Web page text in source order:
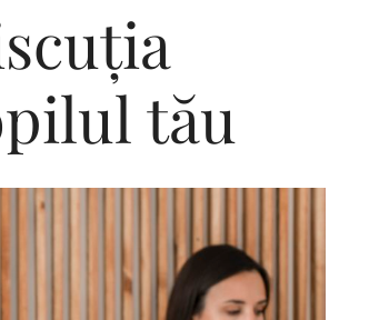
tău
Editorial Mihai
SALVAT PE FĂT-
FRUMOS